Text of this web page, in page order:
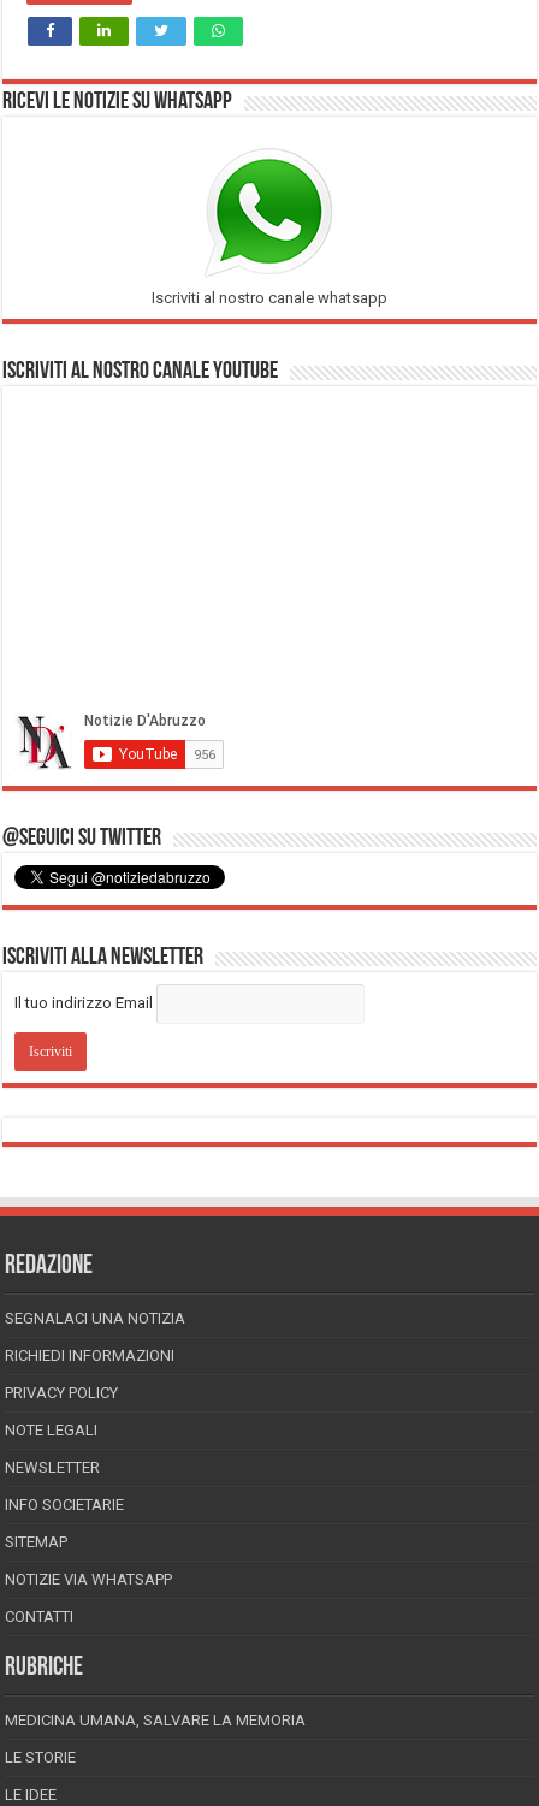
Ricevi le notizie su Whatsapp
Iscriviti al nostro canale whatsapp
Iscriviti al nostro Canale Youtube
@Seguici su Twitter
Iscriviti alla Newsletter
Il tuo indirizzo Email
REDAZIONE
SEGNALACI UNA NOTIZIA
RICHIEDI INFORMAZIONI
PRIVACY POLICY
NOTE LEGALI
NEWSLETTER
INFO SOCIETARIE
SITEMAP
NOTIZIE VIA WHATSAPP
CONTATTI
RUBRICHE
MEDICINA UMANA, SALVARE LA MEMORIA
LE STORIE
LE IDEE